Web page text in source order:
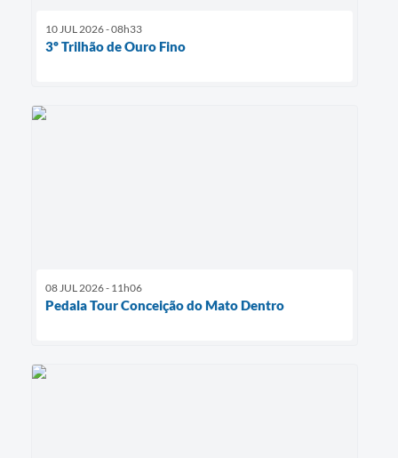
10 JUL 2026 - 08h33
3º Trilhão de Ouro Fino
08 JUL 2026 - 11h06
Pedala Tour Conceição do Mato Dentro